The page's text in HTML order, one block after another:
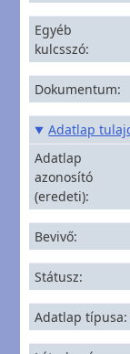
Egyéb
kulcsszó
Dokumentum
Adatlap
Adatlap
azonosító
(eredeti)
Bevivő
Státusz
Adatlap típusa